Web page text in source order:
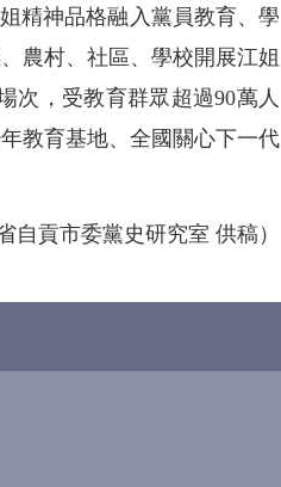
精神品格融入黨員教育、學
農村、社區、學校開展江姐
次，受教育群眾超過90萬人
教育基地、全國關心下一代
自貢市委黨史研究室 供稿）